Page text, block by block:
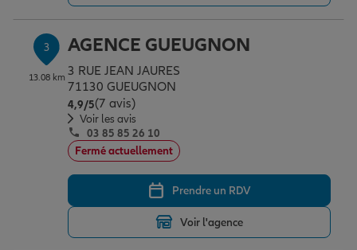
Garantie des accidents de la vie
Assurance scolaire
Protection juridique
3
13.08 km
AGENCE GUEUGNON
3 RUE JEAN JAURES
71130 GUEUGNON
4,9/5Note de 4.9 sur 5
(7 avis)
Voir les avis
03 85 85 26 10
Fermé actuellement
Prendre un RDV
Voir l'agence